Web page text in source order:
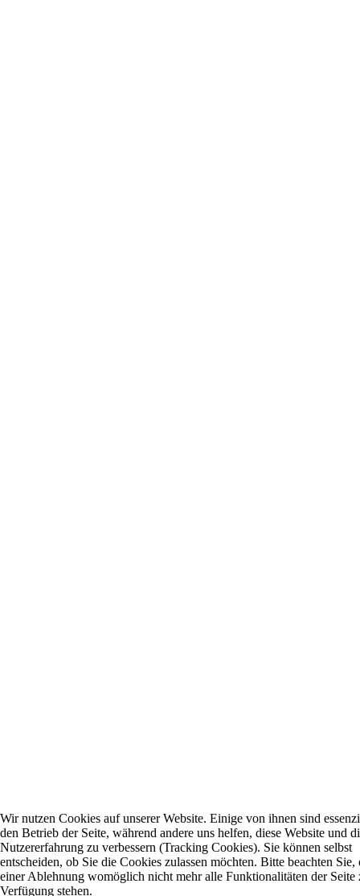
Wir nutzen Cookies auf unserer Website. Einige von ihnen sind
den Betrieb der Seite, während andere uns helfen, diese Website und
Nutzererfahrung zu verbessern (Tracking Cookies). Sie können selbst
entscheiden, ob Sie die Cookies zulassen möchten. Bitte beachten Sie,
einer Ablehnung womöglich nicht mehr alle Funktionalitäten der Seite
Verfügung stehen.